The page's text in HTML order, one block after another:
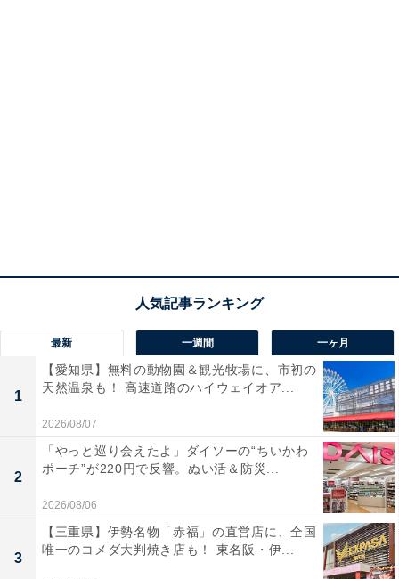
最新 一週間 一ヶ月
1
【愛知県】無料の動物園＆観光牧場に、市初の
天然温泉も！ 高速道路のハイウェイオア...
2026/08/07
2
「やっと巡り会えたよ」ダイソーの“ちいかわ
ポーチ”が220円で反響。ぬい活＆防災...
2026/08/06
3
【三重県】伊勢名物「赤福」の直営店に、全国
唯一のコメダ大判焼き店も！ 東名阪・伊...